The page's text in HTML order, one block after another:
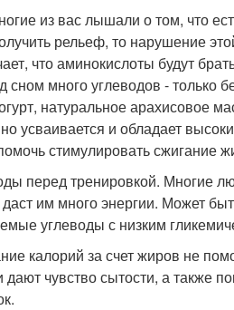
из вас лышали о том, что
рельеф, то нарушение
что аминокислоты будут
сном много углеводов -
натуральное арахисовое
усваивается и обладает
стимулировать сжигание
перед тренировкой. Многие
им много энергии. Может
углеводы с низким
калорий за счет жиров не
чувство сытости, а также